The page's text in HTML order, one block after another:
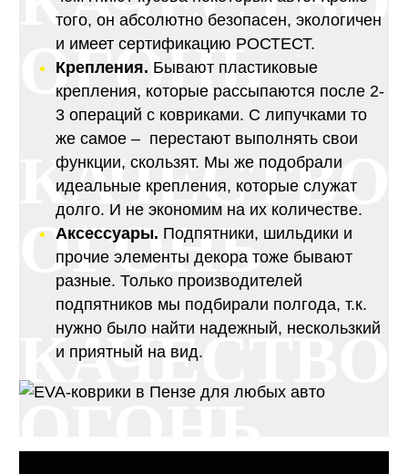
ОГОНЬ
КАЧЕСТВО
ОГОНЬ
КАЧЕСТВО
того, он абсолютно безопасен, экологичен
и имеет сертификацию РОСТЕСТ.
Крепления. Бывают пластиковые
крепления, которые рассыпаются после 2-
3 операций с ковриками. С липучками то
же самое – перестают выполнять свои
функции, скользят. Мы же подобрали
идеальные крепления, которые служат
долго. И не экономим на их количестве.
Аксессуары. Подпятники, шильдики и
прочие элементы декора тоже бывают
разные. Только производителей
подпятников мы подбирали полгода, т.к.
нужно было найти надежный, нескользкий
и приятный на вид.